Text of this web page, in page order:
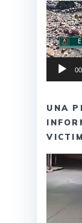
de
vídeo
UNA
de
vídeo